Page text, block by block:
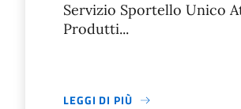
Servizio Sportello Unico
Produtti...
LEGGI DI PIÙ